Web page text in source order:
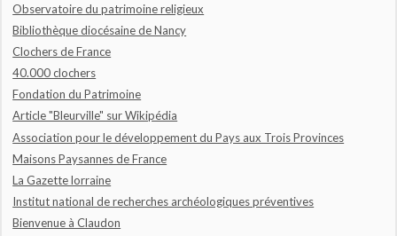
Observatoire du patrimoine religieux
Bibliothèque diocésaine de Nancy
Clochers de France
40.000 clochers
Fondation du Patrimoine
Article "Bleurville" sur Wikipédia
Association pour le développement du Pays aux Trois Provinces
Maisons Paysannes de France
La Gazette lorraine
Institut national de recherches archéologiques préventives
Bienvenue à Claudon